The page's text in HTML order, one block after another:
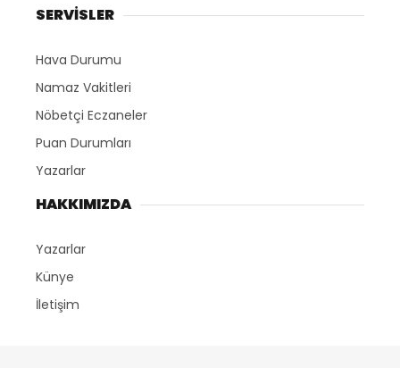
SERVİSLER
Hava Durumu
Namaz Vakitleri
Nöbetçi Eczaneler
Puan Durumları
Yazarlar
HAKKIMIZDA
Yazarlar
Künye
İletişim